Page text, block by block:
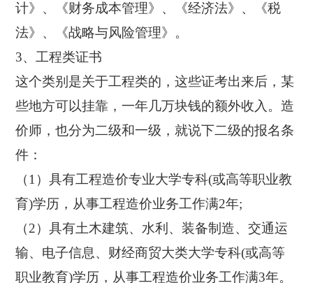
计》、《财务成本管理》、《经济法》、《税
法》、《战略与风险管理》。
3、工程类证书
这个类别是关于工程类的，这些证考出来后，某
些地方可以挂靠，一年几万块钱的额外收入。造
价师，也分为二级和一级，就说下二级的报名条
件：
（1）具有工程造价专业大学专科(或高等职业教
育)学历，从事工程造价业务工作满2年;
（2）具有土木建筑、水利、装备制造、交通运
输、电子信息、财经商贸大类大学专科(或高等
职业教育)学历，从事工程造价业务工作满3年。